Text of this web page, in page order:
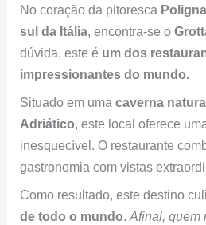
No coração da pitoresca
sul da Itália, encontra-se o
dúvida, este é um dos
impressionantes do mundo.
Situado em umacaverna
Adriático, este local oferece
inesquecível. O restaurante
gastronomia com vistas
Como resultado, este destino
de todo o mundo.Afinal, quem